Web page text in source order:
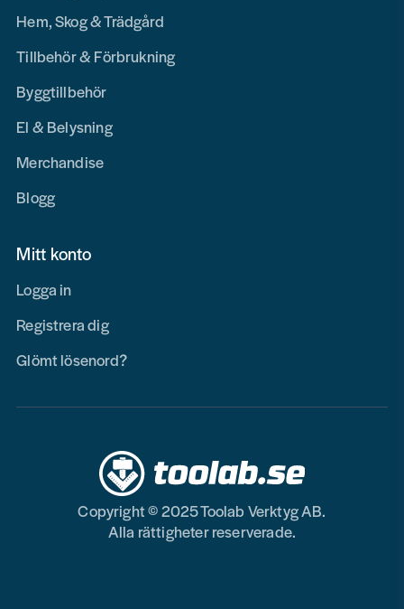
Hem, Skog & Trädgård
Tillbehör & Förbrukning
Byggtillbehör
El & Belysning
Merchandise
Blogg
Mitt konto
Logga in
Registrera dig
Glömt lösenord?
Copyright © 2025 Toolab Verktyg AB.
Alla rättigheter reserverade.